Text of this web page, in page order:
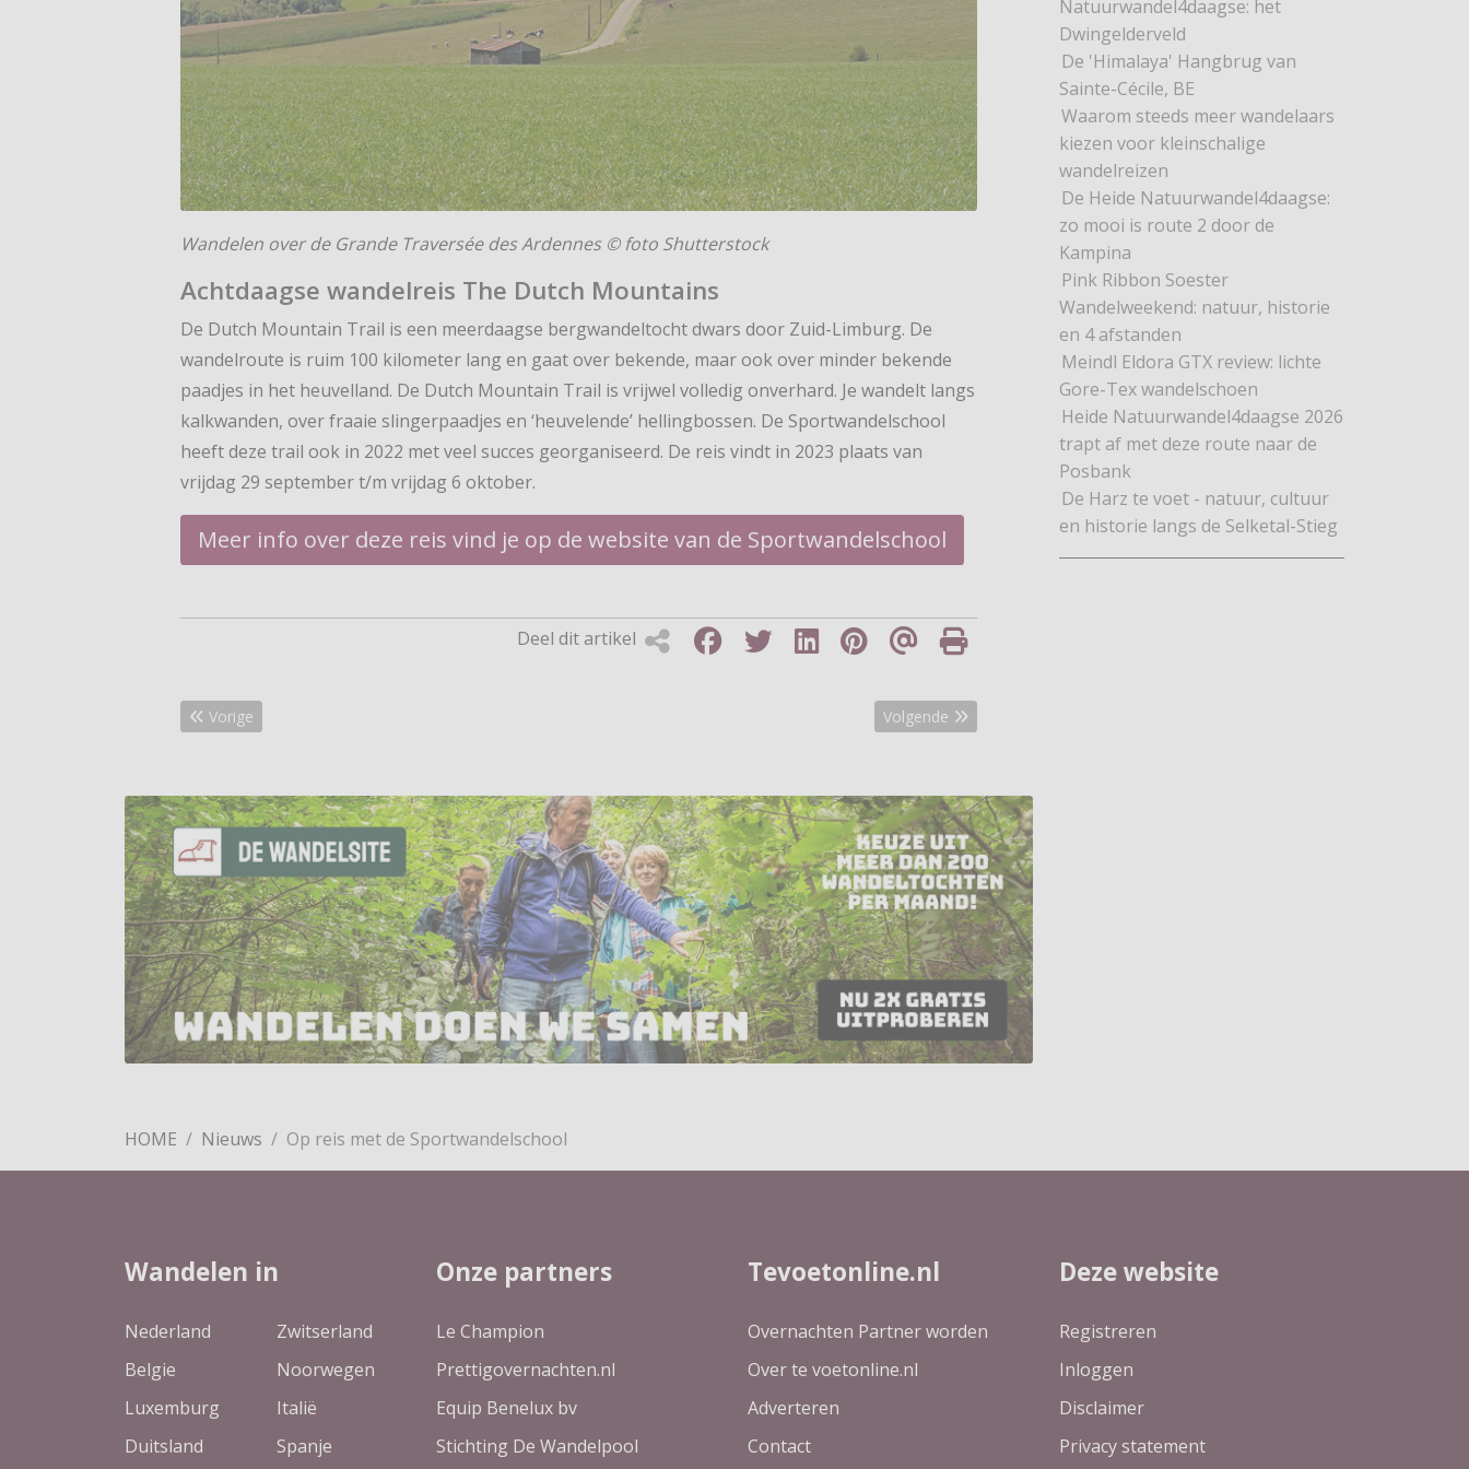
Wandelen over de Grande Traversée des Ardennes © foto Shutterstock
Achtdaagse wandelreis The Dutch Mountains
De Dutch Mountain Trail is een meerdaagse bergwandeltocht dwars door Zuid-Limburg. De
wandelroute is ruim 100 kilometer lang en gaat over bekende, maar ook over minder bekende
paadjes in het heuvelland. De Dutch Mountain Trail is vrijwel volledig onverhard. Je wandelt langs
kalkwanden, over fraaie slingerpaadjes en ‘heuvelende’ hellingbossen. De Sportwandelschool
heeft deze trail ook in 2022 met veel succes georganiseerd. De reis vindt in 2023 plaats van
vrijdag 29 september t/m vrijdag 6 oktober.
Meer info over deze reis vind je op de website van de Sportwandelschool
Deel dit artikel
Vorig artikel: Wild zwijn valt wandelaar aan
Vorige Volgende artikel: Ruim 9.300 deelnemers genieten van strand en duinen
Volgende
Natuurwandel4daagse: het
Dwingelderveld
De 'Himalaya' Hangbrug van
Sainte-Cécile, BE
Waarom steeds meer wandelaars
kiezen voor kleinschalige
wandelreizen
De Heide Natuurwandel4daagse:
zo mooi is route 2 door de
Kampina
Pink Ribbon Soester
Wandelweekend: natuur, historie
en 4 afstanden
Meindl Eldora GTX review: lichte
Gore-Tex wandelschoen
Heide Natuurwandel4daagse 2026
trapt af met deze route naar de
Posbank
De Harz te voet - natuur, cultuur
en historie langs de Selketal-Stieg
HOME Nieuws Op reis met de Sportwandelschool
Wandelen in
Nederland
Belgie
Luxemburg
Duitsland
Zwitserland
Noorwegen
Italië
Spanje
Onze partners
Le Champion
Prettigovernachten.nl
Equip Benelux bv
Stichting De Wandelpool
Tevoetonline.nl
Overnachten Partner worden
Over te voetonline.nl
Adverteren
Contact
Deze website
Registreren
Inloggen
Disclaimer
Privacy statement